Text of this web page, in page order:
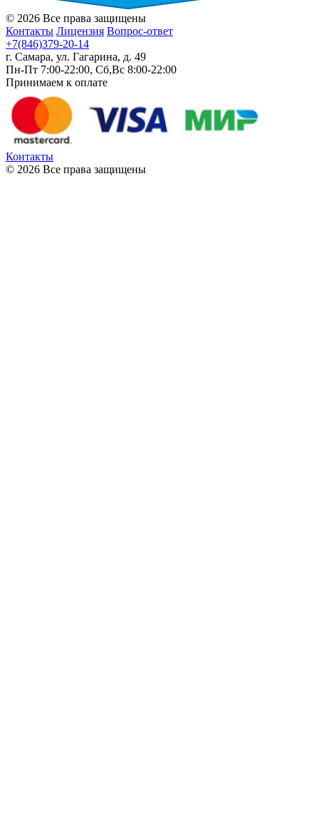
© 2026 Все права защищены
Контакты Лицензия Вопрос-ответ
+7(846)379-20-14
г. Самара, ул. Гагарина, д. 49
Пн-Пт 7:00-22:00, Сб,Вс 8:00-22:00
Принимаем к оплате
Контакты
© 2026 Все права защищены